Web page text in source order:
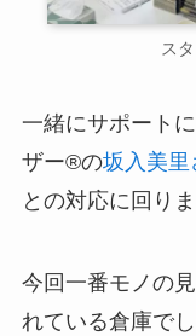
ス
一緒にサポート
ザー®の坂入美里
との対応に回りま
今回一番モノの
れている倉庫でし